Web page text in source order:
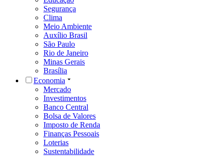
Segurança
Clima
Meio Ambiente
Auxílio Brasil
São Paulo
Rio de Janeiro
Minas Gerais
Brasília
Economia
Mercado
Investimentos
Banco Central
Bolsa de Valores
Imposto de Renda
Finanças Pessoais
Loterias
Sustentabilidade